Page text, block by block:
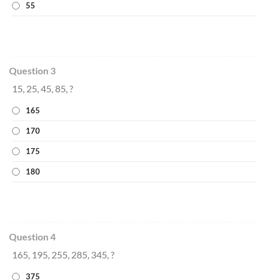
55
Question 3
15, 25, 45, 85, ?
165
170
175
180
Question 4
165, 195, 255, 285, 345, ?
375